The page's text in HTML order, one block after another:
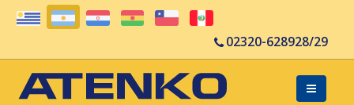
02320-628928/29